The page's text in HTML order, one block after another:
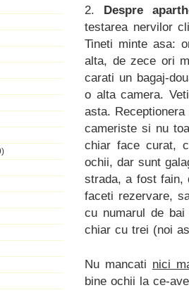
2. Despre
testarea nervilor
Tineti minte asa:
alta, de zece ori
carati un bagaj-
o alta camera.
asta.
cameriste si nu
chiar face curat,
ochii, dar sunt
strada, a fost fain,
faceti rezervare,
cu numarul de
chiar cu trei (noi
Nu mancati nici
bine ochii la ce-